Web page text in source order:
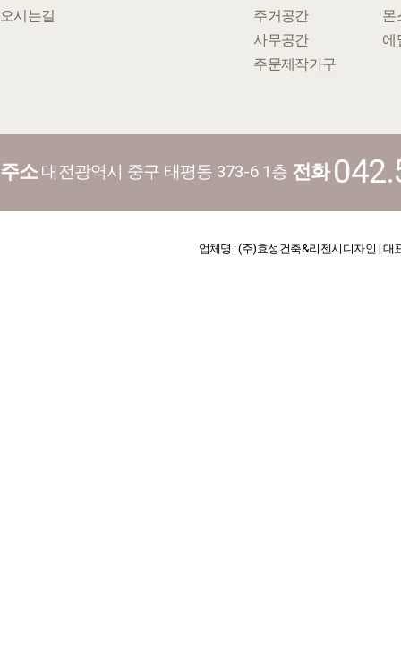
오시는길
주거공간
사무공간
주문제작가구
몬
에
주소대전광역시 중구 태평동 373-6 1층 전화
업체명 : (주)효성건축&리젠시디자인 | 대